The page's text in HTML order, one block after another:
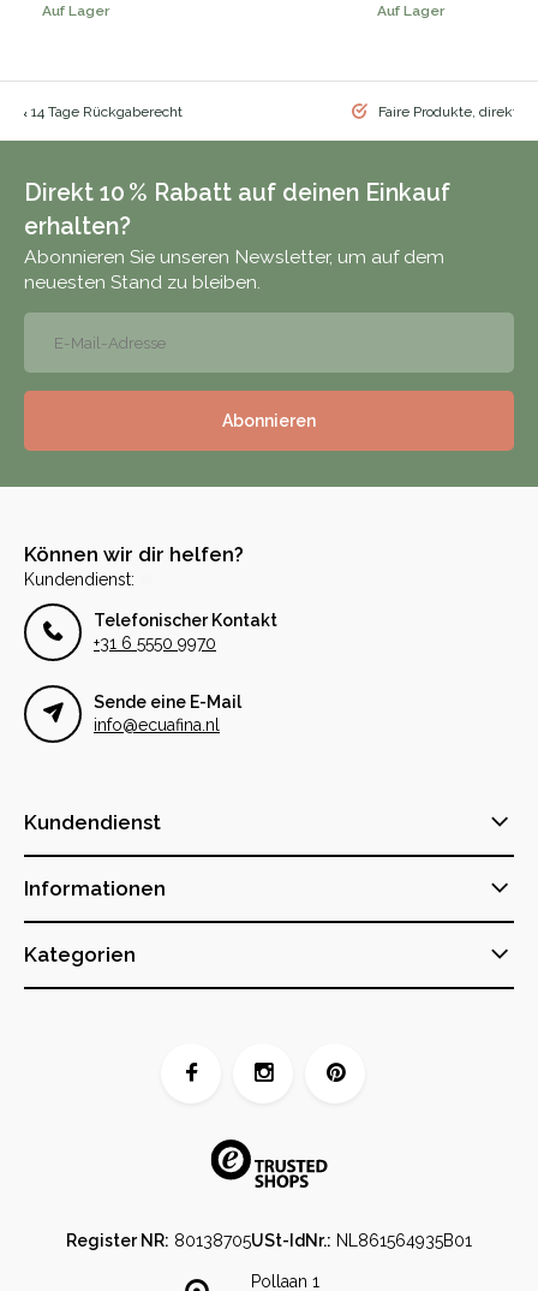
Auf Lager Auf Lager
& 14 Tage Rückgaberecht Faire Produkte, direkt
Direkt 10 % Rabatt auf deinen Einkauf
erhalten?
Abonnieren Sie unseren Newsletter, um auf dem
neuesten Stand zu bleiben.
Abonnieren
Können wir dir helfen?
Kundendienst:
Telefonischer Kontakt
+31 6 5550 9970
Sende eine E-Mail
info@ecuafina.nl
Kundendienst
Informationen
Kategorien
Pollaan 1
Register NR: 80138705USt-IdNr.: NL861564935B01